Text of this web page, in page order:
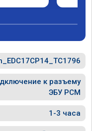
к разъему
ЭБУ PCM
1-3 часа